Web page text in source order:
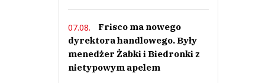
07.08.
Frisco ma nowego
dyrektora handlowego. Były
menedżer Żabki i Biedronki z
nietypowym apelem